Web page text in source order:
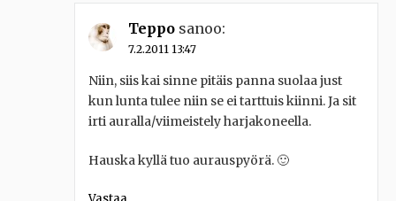
Teppo sanoo:
7.2.2011 13:47
Niin, siis kai sinne pitäis panna suolaa just
kun lunta tulee niin se ei tarttuis kiinni. Ja sit
irti auralla/viimeistely harjakoneella.
Hauska kyllä tuo aurauspyörä. 🙂